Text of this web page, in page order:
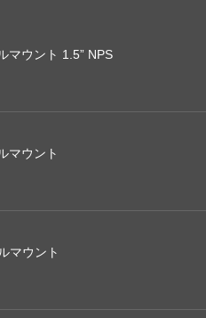
マウント 1.5” NPS
マウント
マウント